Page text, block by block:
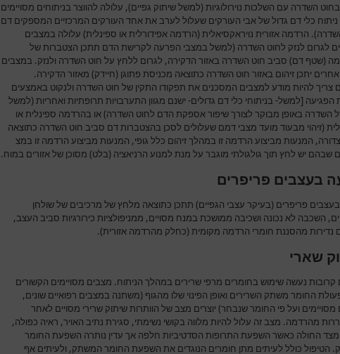
השדרה עם השלכות נוירולוגיות (למשל שיתוק גפיים), עלולה להווצר בניתוחים מסויימים
כלי דם גדול של אבי העורקים שעלול לערב את אחד העורקים המרכזיים המספקים דם
הרדמה אזורית נויראקסיאלית (הרדמה אפידורלית או ספינלית) עלולה במצבים
לגרום לנזק לחוט השדרה (למשל במצבי הפרעה לקרישת הדם תתכן הצטברות של
(שטף דם) סביב חוט השדרה באזור הדקירה, לגרום ללחץ על חוט השדרה ולנזק. במצבים
אחרים יתכן זיהום באזור חוט השדרה כתוצאה מכניסת פתוגן (חיידק) מאזור הדקירה.
צריך להיות מודע למצבים המסכנים את תפקודו התקין של חוט השדרה ולנקוט באמצעים
הפגיעה [למשל- בניתוחי כלי דם גדולים- ישנם מגוון התערבויות תרופתיות ואחריות (למשל
השדרה באופן מבוקר לצורך שיפור אספקת הדם לחוט השדרה) או בהרדמה ספינלית או
(זיהוי מבעוד מועד מצבי דמם שעלולים לסכן בהצטברות דם סביב חוט השדרה כתוצאה
המנעות מביצוע הרדמה זו במהלך זיהום כלל גופי, המנעות מביצוע הרדמה זו במצ
שבהם יש לחץ תוך גולגולתי מוגבר על מנת למנוע הרניאציה (בלט) מסוכן של אזורים במוח.
בעצבים פריפרים
פריפרים (בעיקר עצבי הגפיים) תתכן כתוצאה מלחץ של מרכיבים של שולחן
השכבה לא נכונה ושכיבה ממושכת במנח מסויים, ממניפולציות כירורגיות סביב העצב,
נדירות מהסננת חומרי הרדמה מקומית (כחלק מהרדמה אזורית).
שארי
קרובות נעשה שימוש בחומרים מרפי שרירים במהלך הניתוח. מצבים מסויימים הקשורים
החומר משתק השרירים ואופן הפינוי שלו מהגוף (משתנה במצבים רפואיים שונים,
מסויימים ועל פי החומר שנבחר) יוצרים מצב של הוותרות שיתוק שרירי מסויים לאחר
מהרדמה. מצב זה עלול להיות מלווה בקושי נשימתי, סגירת נתיב האויר, ראיה כפולה,
החולה כאשר השפעת התרופות הסדטיביות חלפה אך עדין נותרה השפעת החומר
הטיפול כולל לעיתים מתן חומרים הנוגדים את השפעת החומר המשתק, ולעיתים אף